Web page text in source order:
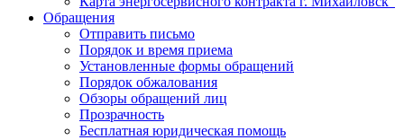
Обращения
Отправить письмо
Порядок и время приема
Установленные формы обращений
Порядок обжалования
Обзоры обращений лиц
Прозрачность
Бесплатная юридическая помощь